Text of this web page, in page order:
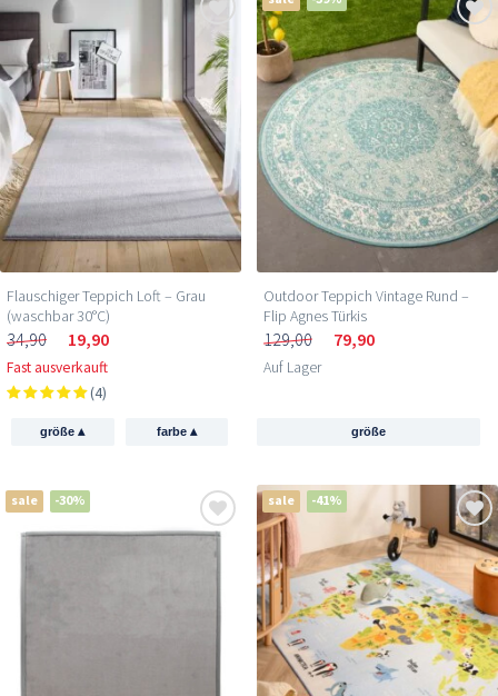
Flauschiger Teppich Loft – Grau
(waschbar 30°C)
34,90 19,90
Fast ausverkauft
(4)
größe▴ farbe ▴
Outdoor Teppich Vintage Rund –
Flip Agnes Türkis
129,00 79,90
Auf Lager
größe
sale -30% sale -41%